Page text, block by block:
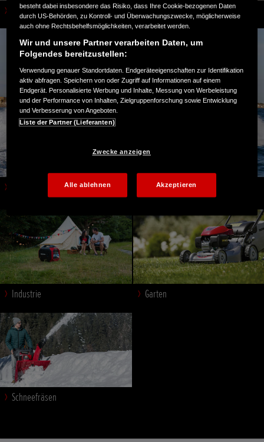
Motorräder
Industrie Garten
Schneefräsen
besteht dabei insbesondere das Risiko, dass Ihre Cookie-bezogenen Daten
durch US-Behörden, zu Kontroll- und Überwachungszwecke, möglicherweise
auch ohne Rechtsbehelfsmöglichkeiten, verarbeitet werden.
Wir und unsere Partner verarbeiten Daten, um
Folgendes bereitzustellen:
Verwendung genauer Standortdaten. Endgeräteeigenschaften zur Identifikation
aktiv abfragen. Speichern von oder Zugriff auf Informationen auf einem
Endgerät. Personalisierte Werbung und Inhalte, Messung von Werbeleistung
und der Performance von Inhalten, Zielgruppenforschung sowie Entwicklung
und Verbesserung von Angeboten.
Liste der Partner (Lieferanten)
Zwecke anzeigen
Alle ablehnen Akzeptieren